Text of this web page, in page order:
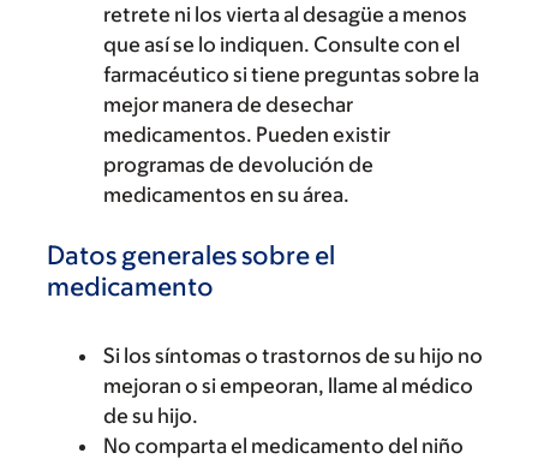
retrete ni los vierta al desagüe a menos
que así se lo indiquen. Consulte con el
farmacéutico si tiene preguntas sobre la
mejor manera de desechar
medicamentos. Pueden existir
programas de devolución de
medicamentos en su área.
Datos generales sobre el
medicamento
Si los síntomas o trastornos de su hijo no
mejoran o si empeoran, llame al médico
de su hijo.
No comparta el medicamento del niño